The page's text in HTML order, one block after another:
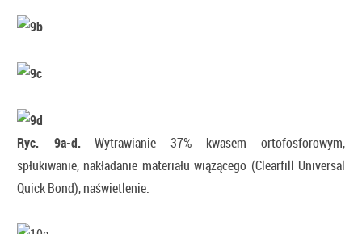
Ryc. 9a-d.Wytrawianie 37% kwasem ortofosforowym,
spłukiwanie, nakładanie materiału wiążącego (Clearfill Universal
Quick Bond), naświetlenie.